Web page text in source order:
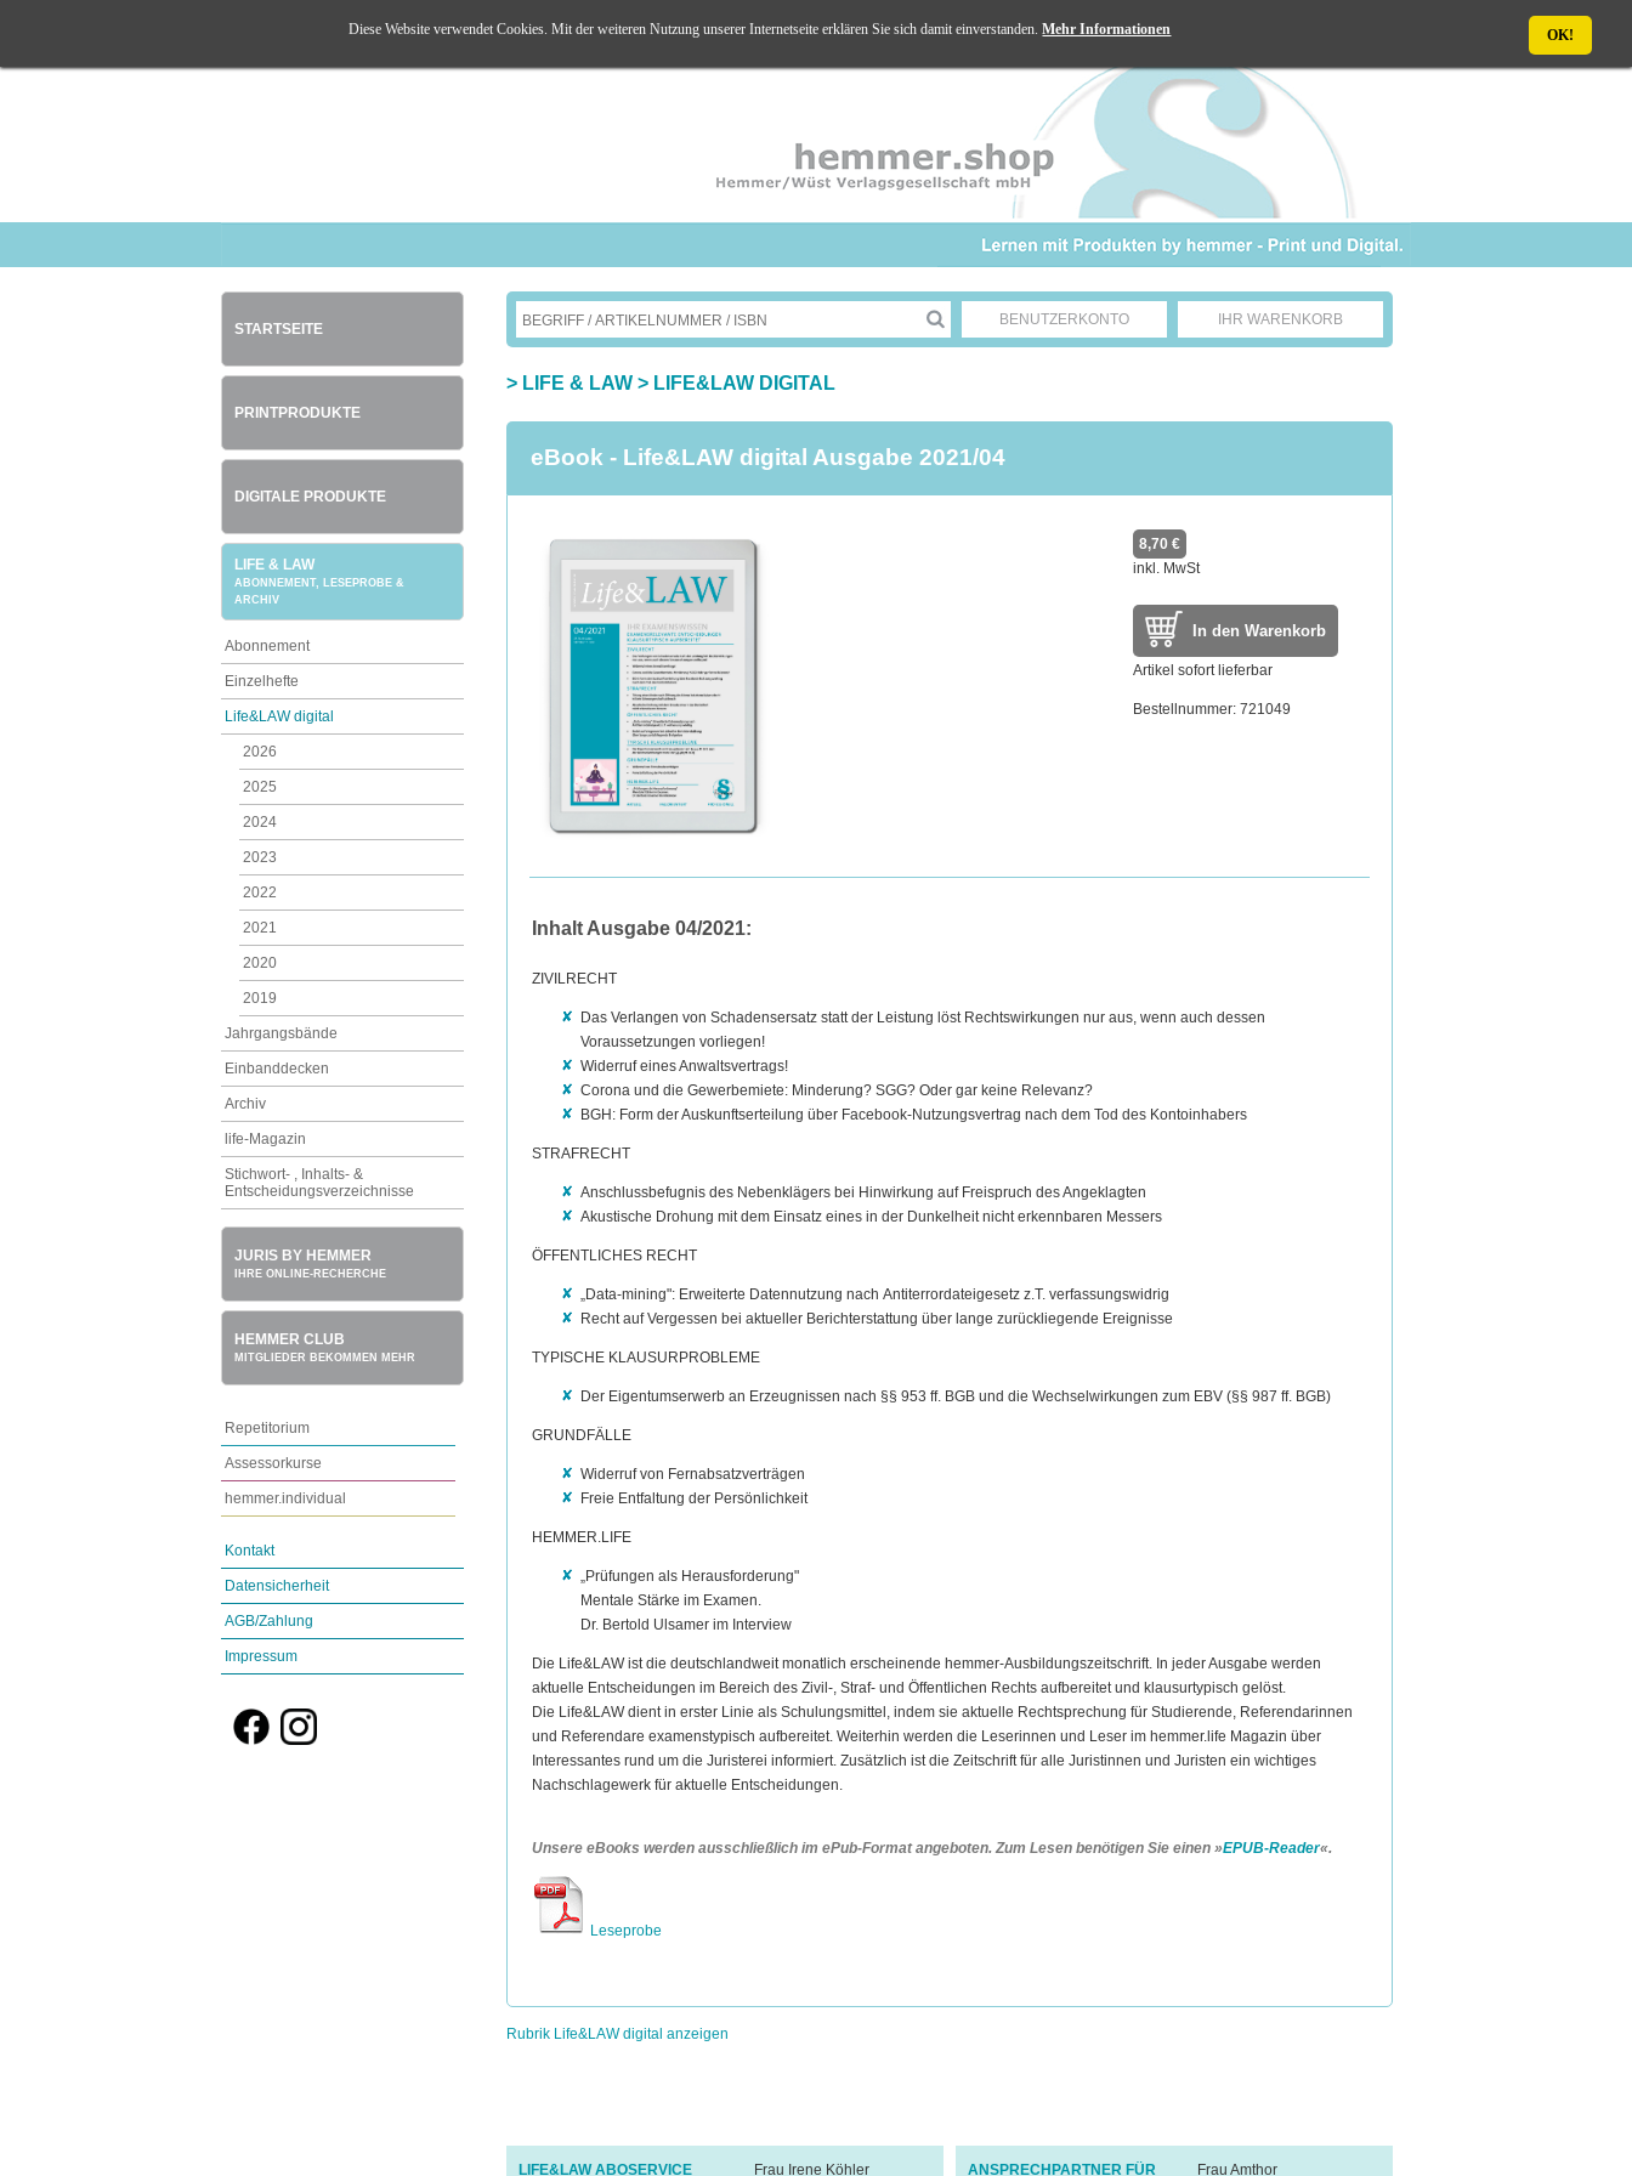
STARTSEITE
PRINTPRODUKTE
DIGITALE PRODUKTE
LIFE & LAW
ABONNEMENT, LESEPROBE &
ARCHIV
Abonnement
Einzelhefte
Life&LAW digital
2026
2025
2024
2023
2022
2021
2020
2019
Jahrgangsbände
Einbanddecken
Archiv
life-Magazin
Stichwort- , Inhalts- &
Entscheidungsverzeichnisse
JURIS BY HEMMER
IHRE ONLINE-RECHERCHE
HEMMER CLUB
MITGLIEDER BEKOMMEN MEHR
Repetitorium
Assessorkurse
hemmer.individual
Kontakt
Datensicherheit
AGB/Zahlung
Impressum
BENUTZERKONTO IHR WARENKORB
> LIFE & LAW > LIFE&LAW DIGITAL
eBook - Life&LAW digital Ausgabe 2021/04
8,70 €
inkl. MwSt
In den Warenkorb
Artikel sofort lieferbar
Bestellnummer: 721049
Inhalt Ausgabe 04/2021:
ZIVILRECHT
Das Verlangen von Schadensersatz statt der Leistung löst Rechtswirkungen nur aus, wenn auch dessen
Voraussetzungen vorliegen!
Widerruf eines Anwaltsvertrags!
Corona und die Gewerbemiete: Minderung? SGG? Oder gar keine Relevanz?
BGH: Form der Auskunftserteilung über Facebook-Nutzungsvertrag nach dem Tod des Kontoinhabers
STRAFRECHT
Anschlussbefugnis des Nebenklägers bei Hinwirkung auf Freispruch des Angeklagten
Akustische Drohung mit dem Einsatz eines in der Dunkelheit nicht erkennbaren Messers
ÖFFENTLICHES RECHT
„Data-mining": Erweiterte Datennutzung nach Antiterrordateigesetz z.T. verfassungswidrig
Recht auf Vergessen bei aktueller Berichterstattung über lange zurückliegende Ereignisse
TYPISCHE KLAUSURPROBLEME
Der Eigentumserwerb an Erzeugnissen nach §§ 953 ff. BGB und die Wechselwirkungen zum EBV (§§ 987 ff. BGB)
GRUNDFÄLLE
Widerruf von Fernabsatzverträgen
Freie Entfaltung der Persönlichkeit
HEMMER.LIFE
„Prüfungen als Herausforderung"
Mentale Stärke im Examen.
Dr. Bertold Ulsamer im Interview
Die Life&LAW ist die deutschlandweit monatlich erscheinende hemmer-Ausbildungszeitschrift. In jeder Ausgabe werden
aktuelle Entscheidungen im Bereich des Zivil-, Straf- und Öffentlichen Rechts aufbereitet und klausurtypisch gelöst.
Die Life&LAW dient in erster Linie als Schulungsmittel, indem sie aktuelle Rechtsprechung für Studierende, Referendarinnen
und Referendare examenstypisch aufbereitet. Weiterhin werden die Leserinnen und Leser im hemmer.life Magazin über
Interessantes rund um die Juristerei informiert. Zusätzlich ist die Zeitschrift für alle Juristinnen und Juristen ein wichtiges
Nachschlagewerk für aktuelle Entscheidungen.
Unsere eBooks werden ausschließlich im ePub-Format angeboten. Zum Lesen benötigen Sie einen »EPUB-Reader«.
Leseprobe
Rubrik Life&LAW digital anzeigen
LIFE&LAW ABOSERVICE Frau Irene Köhler ANSPRECHPARTNER FÜR Frau Amthor
Diese Website verwendet Cookies. Mit der weiteren Nutzung unserer Internetseite erklären Sie sich damit einverstanden.Mehr Informationen OK!